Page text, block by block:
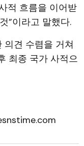
적 흐름을 이어받
”이라고 말했다.
견 수렴을 거쳐
최종 국가 사적으